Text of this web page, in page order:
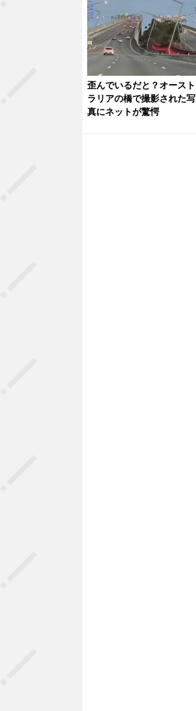
歪んでいるだと？オースト
ラリアの橋で撮影された写
真にネットが驚愕